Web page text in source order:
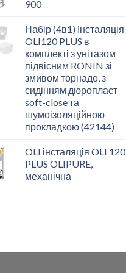
900
Набір (4в1) Інсталяція
OLI120 PLUS в
комплекті з унітазом
підвісним RONIN зі
змивом торнадо, з
сидінням дюропласт
soft-close та
шумоізоляційною
прокладкою (42144)
OLI інсталяція OLI 120
PLUS OLIPURE,
механічна